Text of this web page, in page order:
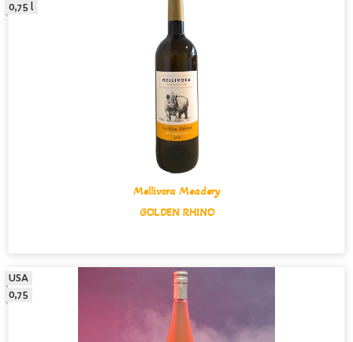
Mellivora Meadery
GOLDEN RHINO
0,75 l
USA
0,75